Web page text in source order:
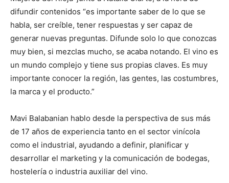
difundir contenidos “es importante saber de lo que se
habla, ser creíble, tener respuestas y ser capaz de
generar nuevas preguntas. Difunde solo lo que conozcas
muy bien, si mezclas mucho, se acaba notando. El vino es
un mundo complejo y tiene sus propias claves. Es muy
importante conocer la región, las gentes, las costumbres,
la marca y el producto.”
Mavi Balabanian hablo desde la perspectiva de sus más
de 17 años de experiencia tanto en el sector vinícola
como el industrial, ayudando a definir, planificar y
desarrollar el marketing y la comunicación de bodegas,
hostelería o industria auxiliar del vino.